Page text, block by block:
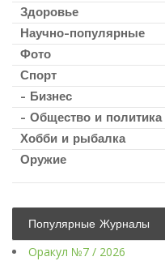
Здоровье
Научно-популярные
Фото
Спорт
- Бизнес
- Общество и политика
Хобби и рыбалка
Оружие
Популярные Журналы
Оракул №7 / 2026